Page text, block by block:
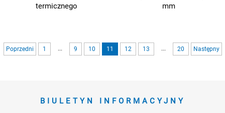
termicznego
mm
Poprzedni 1 ... 9 10 11 12 13 ... 20 Następny
BIULETYN INFORMACYJNY